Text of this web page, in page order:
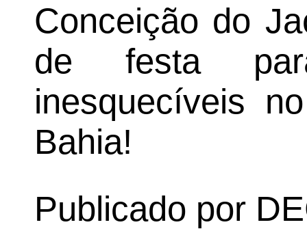
Conceição do
de festa
inesquecíveis
Bahia!
Publicado por